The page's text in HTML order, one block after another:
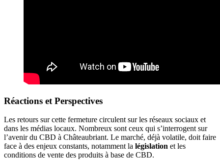
Réactions et Perspectives
Les retours sur cette fermeture circulent sur les réseaux sociaux et
dans les médias locaux. Nombreux sont ceux qui s’interrogent sur
l’avenir du CBD à Châteaubriant. Le marché, déjà volatile, doit faire
face à des enjeux constants, notamment la législation et les
conditions de vente des produits à base de CBD.